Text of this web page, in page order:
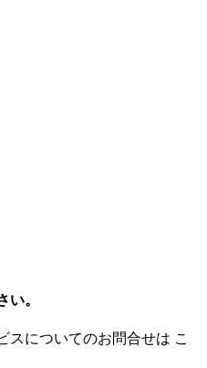
。
スについてのお問合せは こ